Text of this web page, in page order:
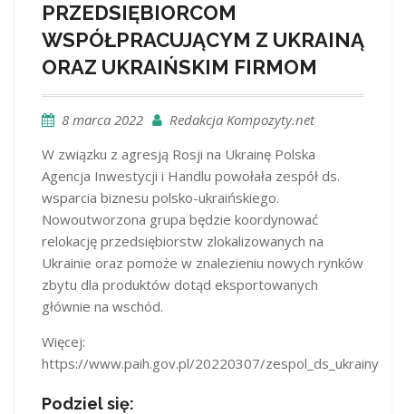
PRZEDSIĘBIORCOM
WSPÓŁPRACUJĄCYM Z UKRAINĄ
ORAZ UKRAIŃSKIM FIRMOM
8 marca 2022
Redakcja Kompozyty.net
W związku z agresją Rosji na Ukrainę Polska
Agencja Inwestycji i Handlu powołała zespół ds.
wsparcia biznesu polsko-ukraińskiego.
Nowoutworzona grupa będzie koordynować
relokację przedsiębiorstw zlokalizowanych na
Ukrainie oraz pomoże w znalezieniu nowych rynków
zbytu dla produktów dotąd eksportowanych
głównie na wschód.
Więcej:
https://www.paih.gov.pl/20220307/zespol_ds_ukrainy
Podziel się: